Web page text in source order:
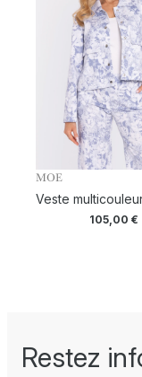
MOE
Veste
105,00€
Restez